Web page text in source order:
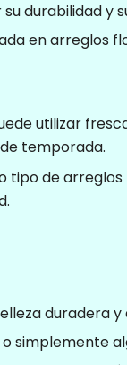
durabilidad y
en arreglos
utilizar
temporada.
tipo de
duradera
simplemente